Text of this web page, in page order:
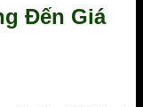
Đến Giá